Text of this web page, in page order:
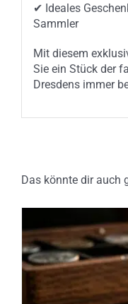
✔ Ideales
Sammler
Mit diesem
Sie ein Stück der
Dresdens immer
Das könnte dir auch